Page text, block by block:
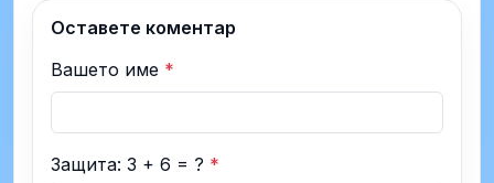
Оставете коментар
Вашето име *
Защита: 3 + 6 = ? *